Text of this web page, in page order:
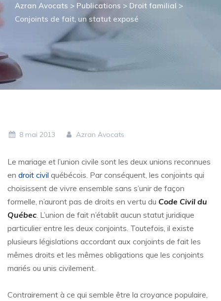
Azran Avocats > Publications > Droit familial >
Conjoints de fait, un statut exposé
8 mai 2013 Azran Avocats
Le mariage et l’union civile sont les deux unions reconnues
en droit civil québécois. Par conséquent, les conjoints qui
choisissent de vivre ensemble sans s’unir de façon
formelle, n’auront pas de droits en vertu du Code Civil du
Québec. L’union de fait n’établit aucun statut juridique
particulier entre les deux conjoints. Toutefois, il existe
plusieurs législations accordant aux conjoints de fait les
mêmes droits et les mêmes obligations que les conjoints
mariés ou unis civilement.
Contrairement à ce qui semble être la croyance populaire,